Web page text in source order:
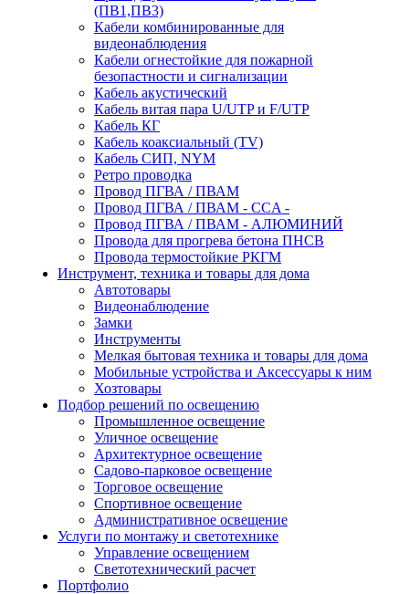
(ПВ1,ПВ3)
Кабели комбинированные для
видеонаблюдения
Кабели огнестойкие для пожарной
безопастности и сигнализации
Кабель акустический
Кабель витая пара U/UTP и F/UTP
Кабель КГ
Кабель коаксиальный (TV)
Кабель СИП, NYM
Ретро проводка
Провод ПГВА / ПВАМ
Провод ПГВА / ПВАМ - CCA -
Провод ПГВА / ПВАМ - АЛЮМИНИЙ
Провода для прогрева бетона ПНСВ
Провода термостойкие РКГМ
Инструмент, техника и товары для дома
Автотовары
Видеонаблюдение
Замки
Инструменты
Мелкая бытовая техника и товары для дома
Мобильные устройства и Аксессуары к ним
Хозтовары
Подбор решений по освещению
Промышленное освещение
Уличное освещение
Архитектурное освещение
Садово-парковое освещение
Торговое освещение
Спортивное освещение
Административное освещение
Услуги по монтажу и светотехнике
Управление освещением
Светотехнический расчет
Портфолио